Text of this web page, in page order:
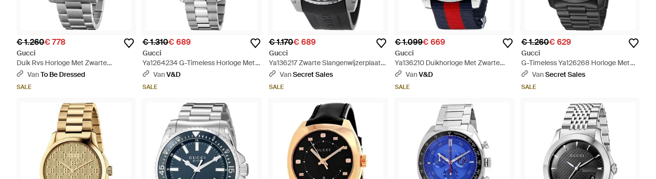
€ 1.260€ 778
Gucci
Duik Rvs Horloge Met Zwarte
Wijzerplaat Voor - Metallic
VanTo Be Dressed
SALE
€ 1.310€ 689
Gucci
Ya1264234 G-Timeless Horloge Met
Gouden Wijzerplaat Voor - Metallic
VanV&D
SALE
€ 1.170€ 689
Gucci
Ya136217 Zwarte Slangenwijzerplaat
Herenhorloge - Meerkleurig
VanSecret Sales
SALE
€ 1.099€ 669
Gucci
Ya136210 Duikhorloge Met Zwarte
Wijzerplaat - Zwart
VanV&D
SALE
€ 1.260€ 629
Gucci
G-Timeless Ya126268 Horloge Met
Chronograaf Voor - Zwart
VanSecret Sales
SALE